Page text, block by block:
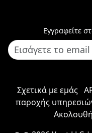
Εγγραφείτε
Σχετικά με εμάς
παροχής